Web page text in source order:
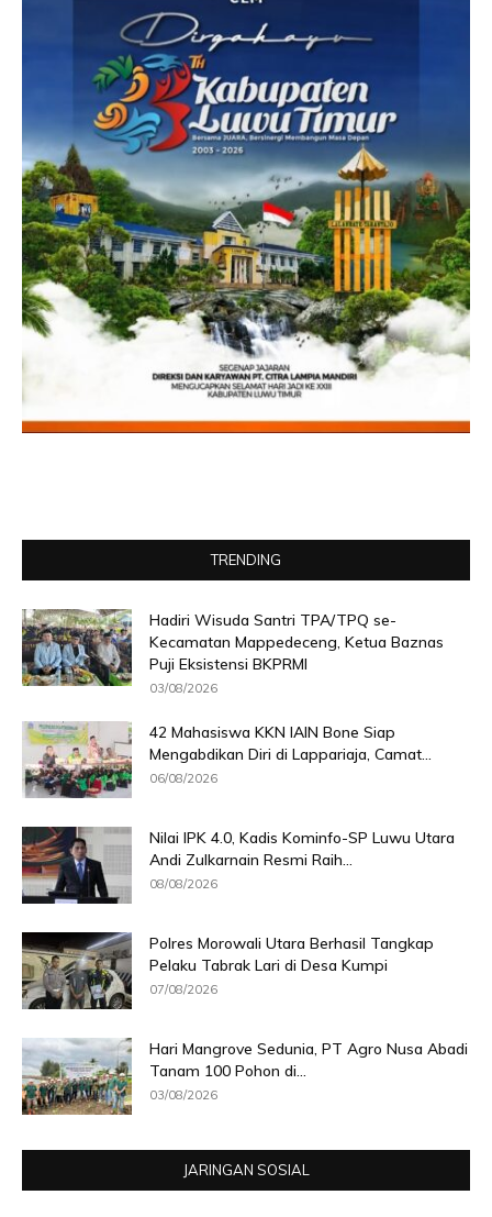
TRENDING
Hadiri Wisuda Santri TPA/TPQ se-
Kecamatan Mappedeceng, Ketua Baznas
Puji Eksistensi BKPRMI
03/08/2026
42 Mahasiswa KKN IAIN Bone Siap
Mengabdikan Diri di Lappariaja, Camat...
06/08/2026
Nilai IPK 4.0, Kadis Kominfo-SP Luwu Utara
Andi Zulkarnain Resmi Raih...
08/08/2026
Polres Morowali Utara Berhasil Tangkap
Pelaku Tabrak Lari di Desa Kumpi
07/08/2026
Hari Mangrove Sedunia, PT Agro Nusa Abadi
Tanam 100 Pohon di...
03/08/2026
JARINGAN SOSIAL